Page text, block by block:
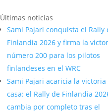
Últimas noticias
Sami Pajari conquista el Rally
Finlandia 2026 y firma la
número 200 para los pilotos
finlandeses en el WRC
Sami Pajari acaricia la victoria
casa: el Rally de Finlandia
cambia por completo tras el